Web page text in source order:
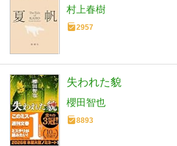
村上春樹
2957
失われた貌
櫻田智也
8893